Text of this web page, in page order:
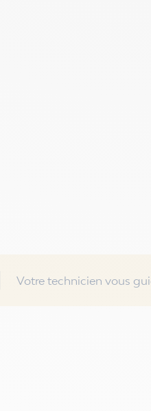
Votre technicien vous